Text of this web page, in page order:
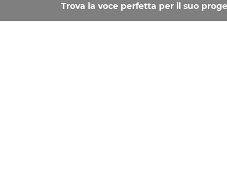
Trova la voce perfetta per il suo